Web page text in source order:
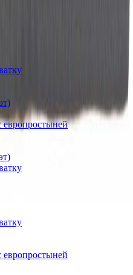
европростыней
европростыней